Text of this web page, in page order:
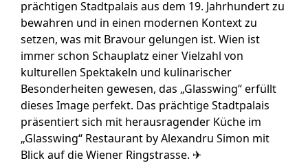
prächtigen Stadtpalais aus dem 19. Jahrhundert zu
bewahren und in einen modernen Kontext zu
setzen, was mit Bravour gelungen ist. Wien ist
immer schon Schauplatz einer Vielzahl von
kulturellen Spektakeln und kulinarischer
Besonderheiten gewesen, das „Glasswing“ erfüllt
dieses Image perfekt. Das prächtige Stadtpalais
präsentiert sich mit herausragender Küche im
„Glasswing“ Restaurant by Alexandru Simon mit
Blick auf die Wiener Ringstrasse. ✈